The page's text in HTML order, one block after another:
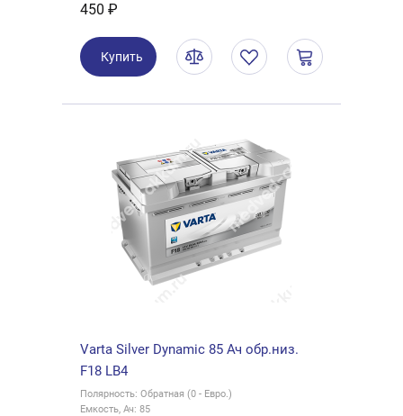
450 ₽
Купить
Varta Silver Dynamic 85 Ач обр.низ.
F18 LB4
Полярность: Обратная (0 - Евро.)
Емкость, Ач: 85